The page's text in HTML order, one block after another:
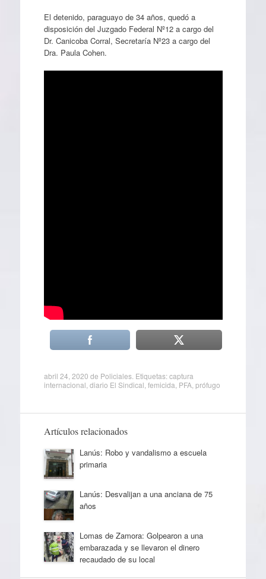
El detenido, paraguayo de 34 años, quedó a
disposición del Juzgado Federal Nº12 a cargo del
Dr. Canicoba Corral, Secretaría Nº23 a cargo del
Dra. Paula Cohen.
abril 24, 2020 de Policiales. Etiquetas:captura
internacional,diario El Sindical,femicida, PFA,prófugo
Artículos relacionados
Lanús: Robo y vandalismo a escuela
primaria
Lanús: Desvalijan a una anciana de 75
años
Lomas de Zamora: Golpearon a una
embarazada y se llevaron el dinero
recaudado de su local